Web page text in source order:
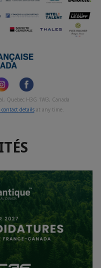
Quebec H3G 1W3, Canada
detailsat any time.